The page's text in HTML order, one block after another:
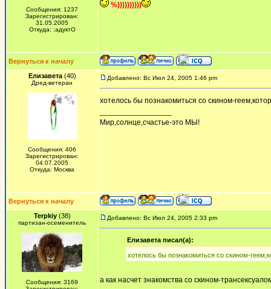
Сообщения: 1237
Зарегистрирован:
31.05.2005
Откуда: :адуктО
%))))))))))
Вернуться к началу
Елизавета(40)
Дред-ветеран
Сообщения: 406
Зарегистрирован:
04.07.2005
Откуда: Москва
Добавлено: Вс Июл 24, 2005 1:46 pm
хотелось бы познакомиться со скином-
Мир,солнце,счастье-это МЫ!
Вернуться к началу
Terpkiy(38)
партизан-осеменитель
Сообщения: 3169
Добавлено: Вс Июл 24, 2005 2:33 pm
Елизавета писал(а):
хотелось бы познакомиться со скином-
а как насчет знакомства со скином-